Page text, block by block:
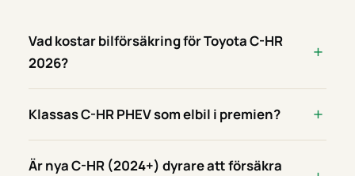
Vad kostar bilförsäkring för Toyota C-HR
2026?
Klassas C-HR PHEV som elbil i premien?
Är nya C-HR (2024+) dyrare att försäkra